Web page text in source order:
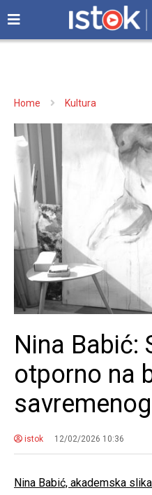
Home Kultura
Nina Babić:
otporno na
istok 12/02/2026 10:36
Nina Babić, akademska